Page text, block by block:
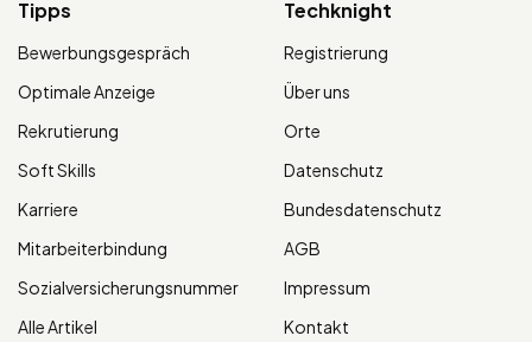
Tipps
Bewerbungsgespräch
Optimale Anzeige
Rekrutierung
Soft Skills
Karriere
Mitarbeiterbindung
Sozialversicherungsnummer
Alle Artikel
Techknight
Registrierung
Über uns
Orte
Datenschutz
Bundesdatenschutz
AGB
Impressum
Kontakt